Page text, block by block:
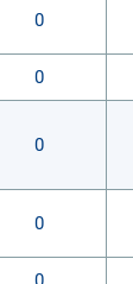
0
0
0
0